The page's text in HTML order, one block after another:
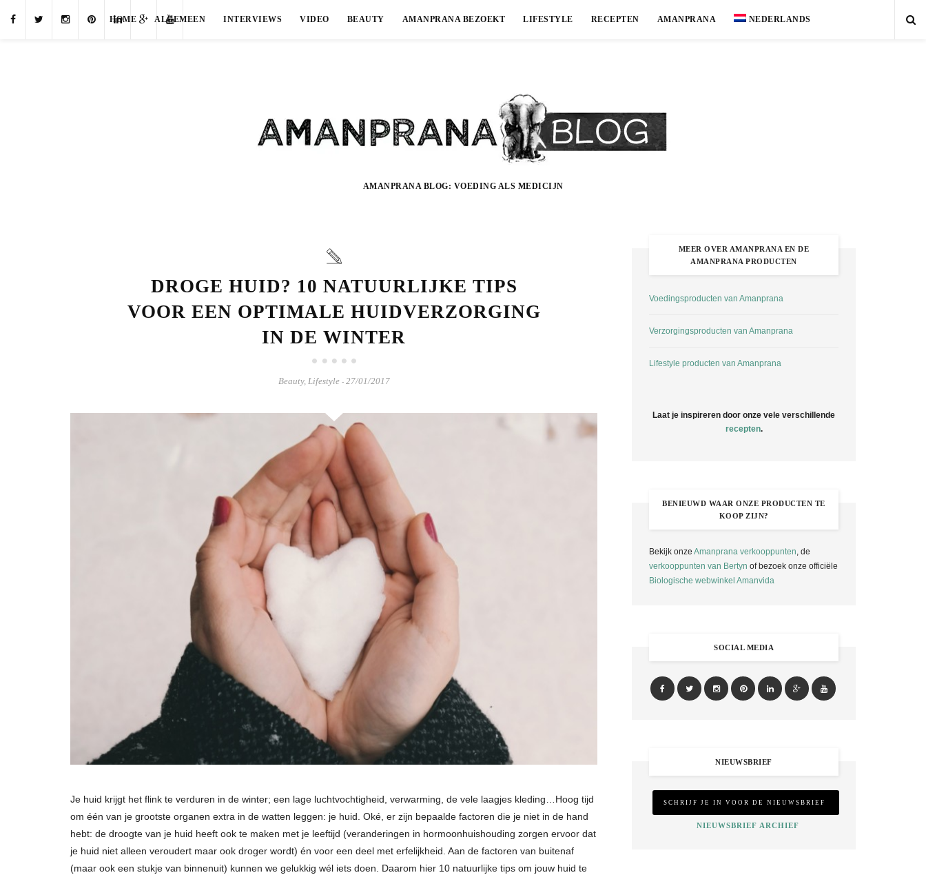
HOME ALGEMEEN INTERVIEWS VIDEO BEAUTY AMANPRANA BEZOEKT LIFESTYLE RECEPTEN AMANPRANA NEDERLANDS
AMANPRANA BLOG: VOEDING ALS MEDICIJN
DROGE HUID? 10 NATUURLIJKE TIPS
VOOR EEN OPTIMALE HUIDVERZORGING
IN DE WINTER
Beauty, Lifestyle - 27/01/2017
Je huid krijgt het flink te verduren in de winter; een lage luchtvochtigheid, verwarming, de vele laagjes kleding…Hoog tijd
om één van je grootste organen extra in de watten leggen: je huid. Oké, er zijn bepaalde factoren die je niet in de hand
hebt: de droogte van je huid heeft ook te maken met je leeftijd (veranderingen in hormoonhuishouding zorgen ervoor dat
je huid niet alleen veroudert maar ook droger wordt) én voor een deel met erfelijkheid. Aan de factoren van buitenaf
(maar ook een stukje van binnenuit) kunnen we gelukkig wél iets doen. Daarom hier 10 natuurlijke tips om jouw huid te
MEER OVER AMANPRANA EN DE
AMANPRANA PRODUCTEN
Voedingsproducten van Amanprana
Verzorgingsproducten van Amanprana
Lifestyle producten van Amanprana
Laat je inspireren door onze vele verschillende
recepten.
BENIEUWD WAAR ONZE PRODUCTEN TE
KOOP ZIJN?
Bekijk onze Amanprana verkooppunten, de
verkooppunten van Bertyn of bezoek onze officiële
Biologische webwinkel Amanvida
SOCIAL MEDIA
NIEUWSBRIEF
NIEUWSBRIEF ARCHIEF